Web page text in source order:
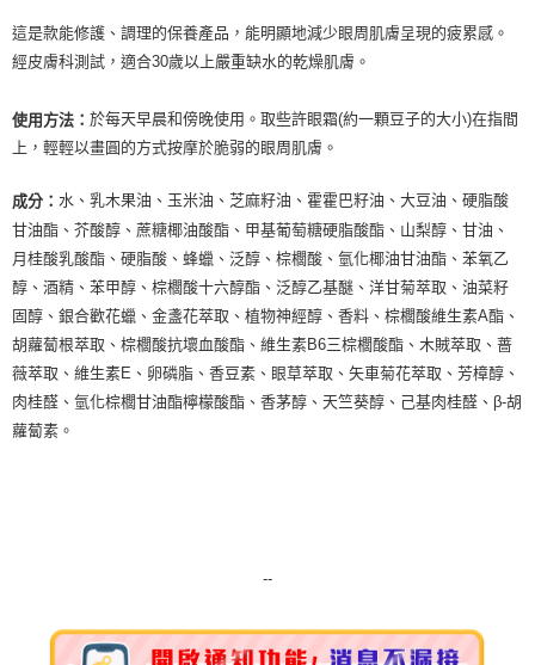
每筆NT$80，滿NT$999(含以上)免運費
全家純取貨 (先付款
7-11取貨付款
7-11純取貨 (先付款
每筆NT$80，滿NT$999(含以上)免運費
宅配
每筆NT$100，滿NT$999(含以上)免運費
離島宅配（澎湖、金門、馬祖、小琉球）
每筆NT$250，滿NT$3,000(含以上)免運費
這是款能修護、調理的保養產品，能明顯地減少眼周肌膚呈現的疲累感。
經皮膚科測試，適合30歲以上嚴重缺水的乾燥肌膚。
使用方法： 於每天早晨和傍晚使用。取些許眼霜(約一顆豆子的大小)在指間
上，輕輕以畫圓的方式按摩於脆弱的眼周肌膚。
成分： 水、乳木果油、玉米油、芝麻籽油、霍霍巴籽油、大豆油、硬脂酸
甘油酯、芥酸醇、蔗糖椰油酸酯、甲基葡萄糖硬脂酸酯、山梨醇、甘油、
月桂酸乳酸酯、硬脂酸、蜂蠟、泛醇、棕櫚酸、氫化椰油甘油酯、苯氧乙
醇、酒精、苯甲醇、棕櫚酸十六醇酯、泛醇乙基醚、洋甘菊萃取、油菜籽
固醇、銀合歡花蠟、金盞花萃取、植物神經醇、香料、棕櫚酸維生素A酯、
胡蘿蔔根萃取、棕櫚酸抗壞血酸酯、維生素B6三棕櫚酸酯、木賊萃取、蔷
薇萃取、維生素E、卵磷脂、香豆素、眼草萃取、矢車菊花萃取、芳樟醇、
肉桂醛、氫化棕櫚甘油酯檸檬酸酯、香茅醇、天竺葵醇、己基肉桂醛、β-胡
蘿蔔素。
--